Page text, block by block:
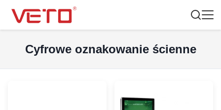
Cyfrowe oznakowanie ścienne